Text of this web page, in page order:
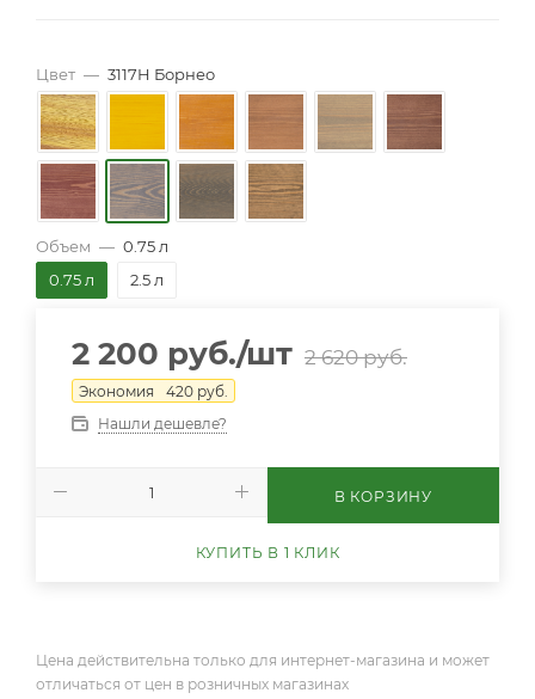
Цвет — 3117H Борнео
Объем — 0.75 л
0.75 л
2.5 л
2 200 руб./шт 2 620руб.
Экономия 420 руб.
Нашли дешевле?
В КОРЗИНУ
КУПИТЬ В 1 КЛИК
Цена действительна только для интернет-магазина и может
отличаться от цен в розничных магазинах